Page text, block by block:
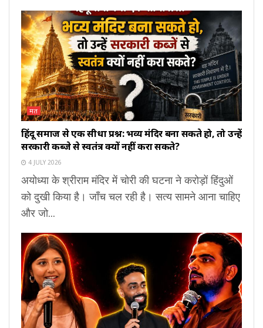
मत
हिंदू समाज से एक सीधा प्रश्न: भव्य मंदिर बना सकते हो, तो उन्हें
सरकारी कब्जे से स्वतंत्र क्यों नहीं करा सकते?
4 JULY 2026
अयोध्या के श्रीराम मंदिर में चोरी की घटना ने करोड़ों हिंदुओं
को दुखी किया है। जाँच चल रही है। सत्य सामने आना चाहिए
और जो...